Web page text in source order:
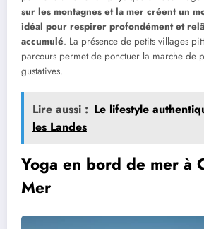
sur les montagnes et la mer créent un
idéal pour respirer profondément et
accumulé. La présence de petits villages
parcours permet de ponctuer la marche de
gustatives.
Lire aussi : Le lifestyle
les Landes
Yoga en bord de mer à
Mer